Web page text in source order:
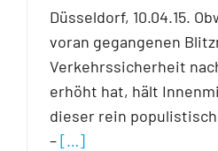
Düsseldorf, 10.04.15.
voran gegangenen
Verkehrssicherheit
erhöht hat, hält
dieser rein
–[…]